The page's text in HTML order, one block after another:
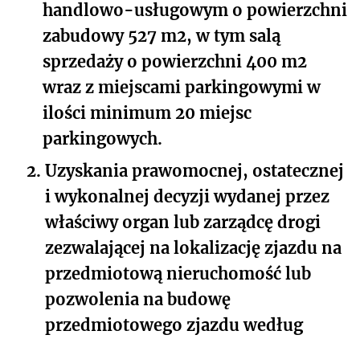
handlowo-usługowym o powierzchni
zabudowy 527 m2, w tym salą
sprzedaży o powierzchni 400 m2
wraz z miejscami parkingowymi w
ilości minimum 20 miejsc
parkingowych.
2. Uzyskania prawomocnej, ostatecznej
i wykonalnej decyzji wydanej przez
właściwy organ lub zarządcę drogi
zezwalającej na lokalizację zjazdu na
przedmiotową nieruchomość lub
pozwolenia na budowę
przedmiotowego zjazdu według